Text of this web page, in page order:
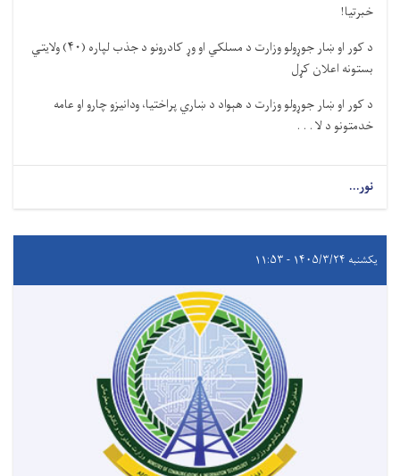
خبرتیا!
د کور او ښار جوړولو وزارت د مسلکي او وړ کادرونو د جذب لپاره (۴۰) ولایتي
بستونه اعلان کړل
د کور او ښار جوړولو وزارت د هېواد د ښاري پراختیا، ودانیزو چارو او عامه
خدمتونو د لا . . .
نور...
یکشنبه ۱۴۰۵/۳/۲۴ - ۱۱:۵۳